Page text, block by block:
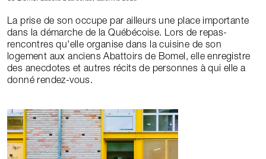
La prise de son occupe par ailleurs une place importante
dans la démarche de la Québécoise. Lors de repas-
rencontres qu'elle organise dans la cuisine de son
logement aux anciens Abattoirs de Bomel, elle enregistre
des anecdotes et autres récits de personnes à qui elle a
donné rendez-vous.